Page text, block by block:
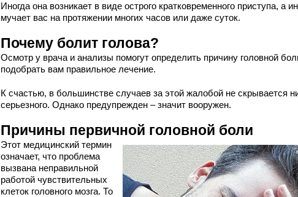
Иногда она возникает в виде острого кратковременного приступа, а
мучает вас на протяжении многих часов или даже суток.
Почему болит голова?
Осмотр у врача и анализы помогут определить причину головной
подобрать вам правильное лечение.
К счастью, в большинстве случаев за этой жалобой не скрывается
серьезного. Однако предупрежден – значит вооружен.
Причины первичной головной боли
Этот медицинский термин
означает, что проблема
вызвана неправильной
работой чувствительных
клеток головного мозга. То